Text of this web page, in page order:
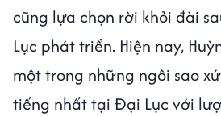
cũng lựa chọn rời khỏi đài
Lục phát triển. Hiện nay,
một trong những ngôi sao
tiếng nhất tại Đại Lục với